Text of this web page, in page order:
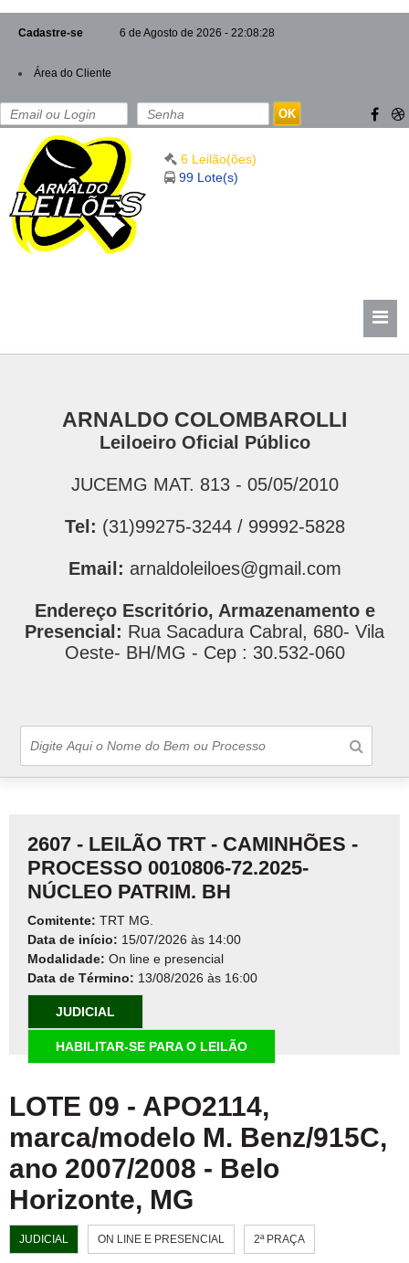
Cadastre-se 6 de Agosto de 2026 - 22:08:28
Área do Cliente
OK
6 Leilão(ões)
99 Lote(s)
ARNALDO COLOMBAROLLI
Leiloeiro Oficial Público
JUCEMG MAT. 813 - 05/05/2010
Tel: (31)99275-3244 / 99992-5828
Email: arnaldoleiloes@gmail.com
Endereço Escritório, Armazenamento e
Presencial: Rua Sacadura Cabral, 680- Vila
Oeste- BH/MG - Cep : 30.532-060
2607 - LEILÃO TRT - CAMINHÕES -
PROCESSO 0010806-72.2025-
NÚCLEO PATRIM. BH
Comitente: TRT MG.
Data de início: 15/07/2026 às 14:00
Modalidade: On line e presencial
Data de Término: 13/08/2026 às 16:00
JUDICIAL
HABILITAR-SE PARA O LEILÃO
LOTE 09 - APO2114,
marca/modelo M. Benz/915C,
ano 2007/2008 - Belo
Horizonte, MG
JUDICIAL ON LINE E PRESENCIAL 2ª PRAÇA